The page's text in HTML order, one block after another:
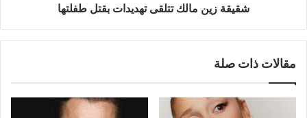
شقيقة زين مالك تتلقى تهديدات بقتل طفلتها
مقالات ذات صلة